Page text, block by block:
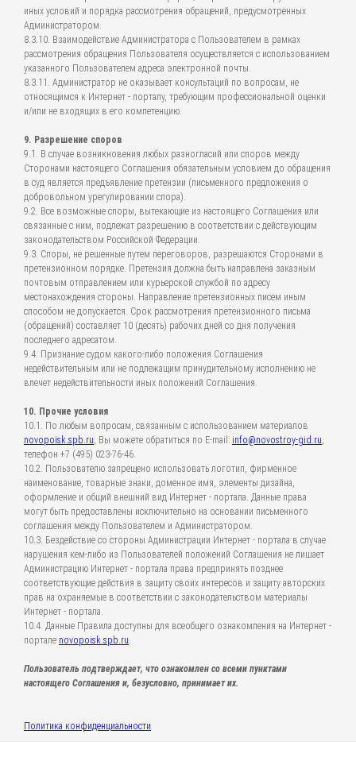
иных условий и порядка рассмотрения обращений, предусмотренных
Администратором.
8.3.10. Взаимодействие Администратора с Пользователем в рамках
рассмотрения обращения Пользователя осуществляется с использованием
указанного Пользователем адреса электронной почты.
8.3.11. Администратор не оказывает консультаций по вопросам, не
относящимся к Интернет - порталу, требующим профессиональной оценки
и/или не входящих в его компетенцию.
9. Разрешение споров
9.1. В случае возникновения любых разногласий или споров между
Сторонами настоящего Соглашения обязательным условием до обращения
в суд является предъявление претензии (письменного предложения о
добровольном урегулировании спора).
9.2. Все возможные споры, вытекающие из настоящего Соглашения или
связанные с ним, подлежат разрешению в соответствии с действующим
законодательством Российской Федерации.
9.3. Споры, не решенные путем переговоров, разрешаются Сторонами в
претензионном порядке. Претензия должна быть направлена заказным
почтовым отправлением или курьерской службой по адресу
местонахождения стороны. Направление претензионных писем иным
способом не допускается. Срок рассмотрения претензионного письма
(обращений) составляет 10 (десять) рабочих дней со дня получения
последнего адресатом.
9.4. Признание судом какого-либо положения Соглашения
недействительным или не подлежащим принудительному исполнению не
влечет недействительности иных положений Соглашения.
10. Прочие условия
10.1. По любым вопросам, связанным с использованием материалов
novopoisk.spb.ru, Вы можете обратиться по E-mail: info@novostroy-gid.ru,
телефон +7 (495) 023-76-46.
10.2. Пользователю запрещено использовать логотип, фирменное
наименование, товарные знаки, доменное имя, элементы дизайна,
оформление и общий внешний вид Интернет - портала. Данные права
могут быть предоставлены исключительно на основании письменного
соглашения между Пользователем и Администратором.
10.3. Бездействие со стороны Администрации Интернет - портала в случае
нарушения кем-либо из Пользователей положений Соглашения не лишает
Администрацию Интернет - портала права предпринять позднее
соответствующие действия в защиту своих интересов и защиту авторских
прав на охраняемые в соответствии с законодательством материалы
Интернет - портала.
10.4. Данные Правила доступны для всеобщего ознакомления на Интернет -
портале novopoisk.spb.ru.
Пользователь подтверждает, что ознакомлен со всеми пунктами
настоящего Соглашения и, безусловно, принимает их.
Политика конфиденциальности